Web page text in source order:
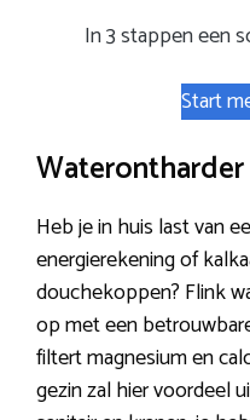
In 3 stappen een
Start
Heb je in huis last van
energierekening of
douchekoppen? Flink
op met een
filtert magnesium en
gezin zal hier voordeel